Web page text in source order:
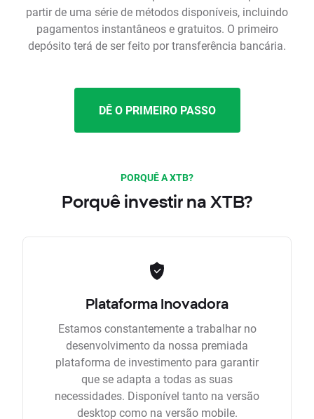
partir de uma série de métodos disponíveis, incluindo
pagamentos instantâneos e gratuitos. O primeiro
depósito terá de ser feito por transferência bancária.
DÊ O PRIMEIRO PASSO
PORQUÊ A XTB?
Porquê investir na XTB?
Plataforma Inovadora
Estamos constantemente a trabalhar no
desenvolvimento da nossa premiada
plataforma de investimento para garantir
que se adapta a todas as suas
necessidades. Disponível tanto na versão
desktop como na versão mobile.